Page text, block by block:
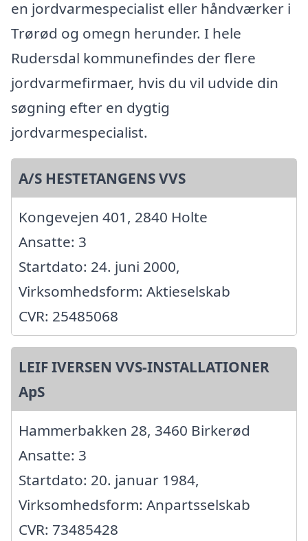
en jordvarmespecialist eller håndværker i
Trørød og omegn herunder. I hele
Rudersdal kommunefindes der flere
jordvarmefirmaer, hvis du vil udvide din
søgning efter en dygtig
jordvarmespecialist.
A/S HESTETANGENS VVS
Kongevejen 401, 2840 Holte
Ansatte: 3
Startdato: 24. juni 2000,
Virksomhedsform: Aktieselskab
CVR: 25485068
LEIF IVERSEN VVS-INSTALLATIONER
ApS
Hammerbakken 28, 3460 Birkerød
Ansatte: 3
Startdato: 20. januar 1984,
Virksomhedsform: Anpartsselskab
CVR: 73485428